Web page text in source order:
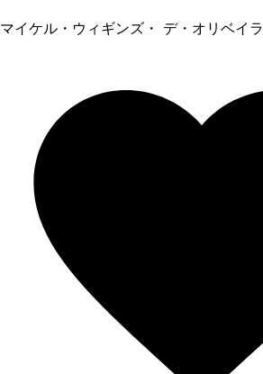
マイケル・ウィギンズ・ デ・オリベイラ